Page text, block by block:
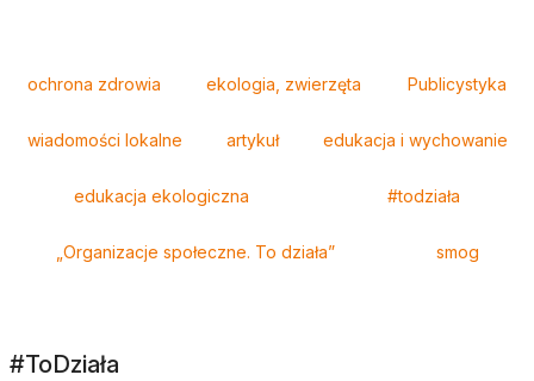
ochrona zdrowia ekologia, zwierzęta Publicystyka
wiadomości lokalne artykuł edukacja i wychowanie
edukacja ekologiczna #todziała
„Organizacje społeczne. To działa” smog
#ToDziała